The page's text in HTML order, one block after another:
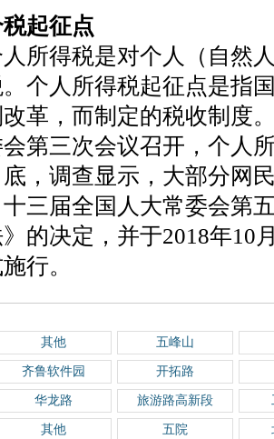
起征点
所得税是对个人（自然
个人所得税起征点是指
革，而制定的税收制度
第三次会议召开，个人
底，调查显示，大部分网
十三届全国人大常委会第
的决定，并于2018年10
行。
其他 五峰山
齐鲁软件园 开拓路
华龙路 旅游路高新段
其他 五院